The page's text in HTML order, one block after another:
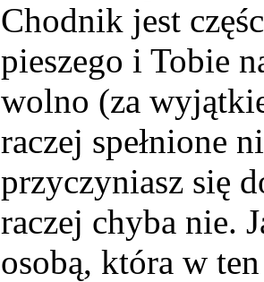
Chodnik jest
pieszego i Tobie
wolno (za
raczej spełnione
przyczyniasz się
raczej chyba nie.
osobą, która w